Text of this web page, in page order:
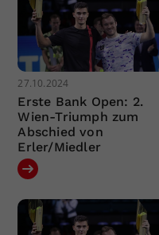
27.10.2024
Erste Bank Open: 2.
Wien-Triumph zum
Abschied von
Erler/Miedler